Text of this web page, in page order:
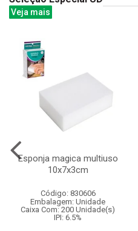
Veja mais
Esponja magica multiuso
10x7x3cm
Código: 830606
Embalagem: Unidade
Caixa Com: 200 Unidade(s)
IPI: 6.5%